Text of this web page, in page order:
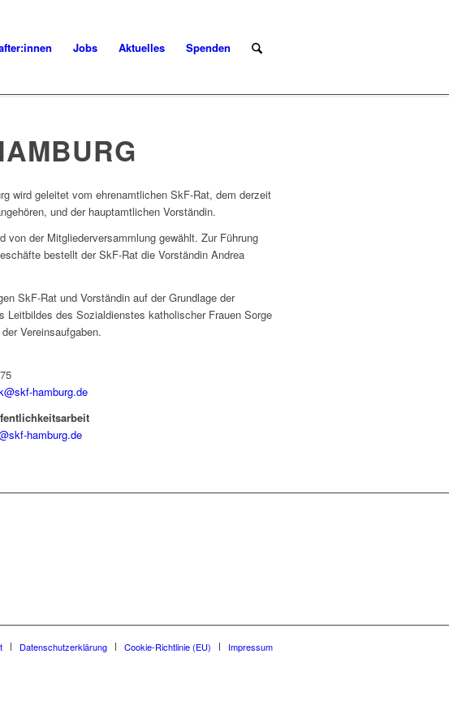
Jobs Aktuelles Spenden
wird geleitet vom ehrenamtlichen SkF-Rat, dem derzeit
und der hauptamtlichen Vorständin.
von der Mitgliederversammlung gewählt. Zur Führung
bestellt der SkF-Rat die Vorständin Andrea
SkF-Rat und Vorständin auf der Grundlage der
Leitbildes des Sozialdienstes katholischer Frauen Sorge
Vereinsaufgaben.
hamburg.de
hamburg.de
Datenschutzerklärung Cookie-Richtlinie (EU) Impressum